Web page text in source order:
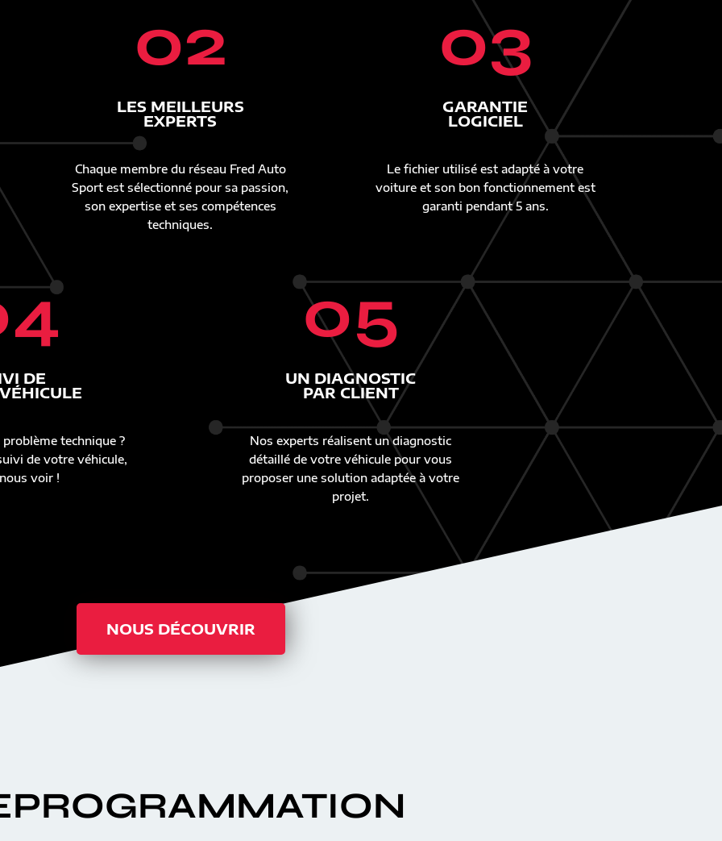
02
LES MEILLEURS
EXPERTS
Chaque membre du réseau Fred Auto
Sport est sélectionné pour sa passion,
son expertise et ses compétences
techniques.
03
GARANTIE
LOGICIEL
Le fichier utilisé est adapté à votre
voiture et son bon fonctionnement est
garanti pendant 5 ans.
DE
technique ?
de votre véhicule,
voir !
05
UN DIAGNOSTIC
PAR CLIENT
Nos experts réalisent un diagnostic
détaillé de votre véhicule pour vous
proposer une solution adaptée à votre
projet.
NOUS DÉCOUVRIR